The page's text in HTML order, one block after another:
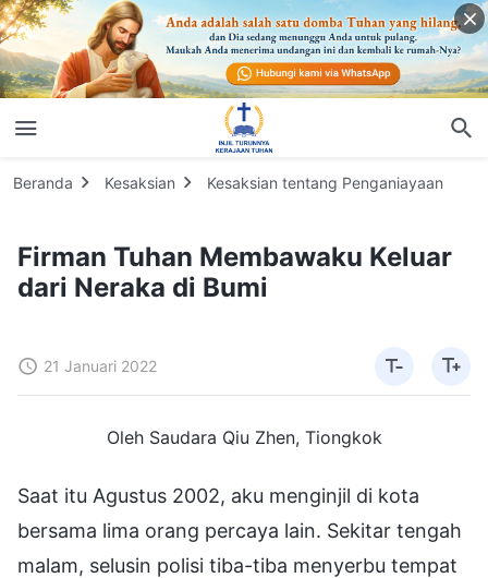
Beranda Kesaksian Kesaksian tentang Penganiayaan
Firman Tuhan Membawaku Keluar
dari Neraka di Bumi
21 Januari 2022
Oleh Saudara Qiu Zhen, Tiongkok
Saat itu Agustus 2002, aku menginjil di kota
bersama lima orang percaya lain. Sekitar tengah
malam, selusin polisi tiba-tiba menyerbu tempat